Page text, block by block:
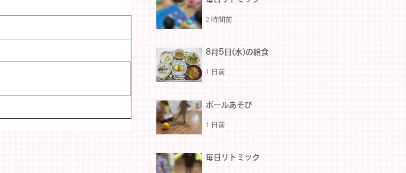
2 時間前
8月5日(水)の給食
1 日前
ボールあそび
1 日前
毎日リトミック